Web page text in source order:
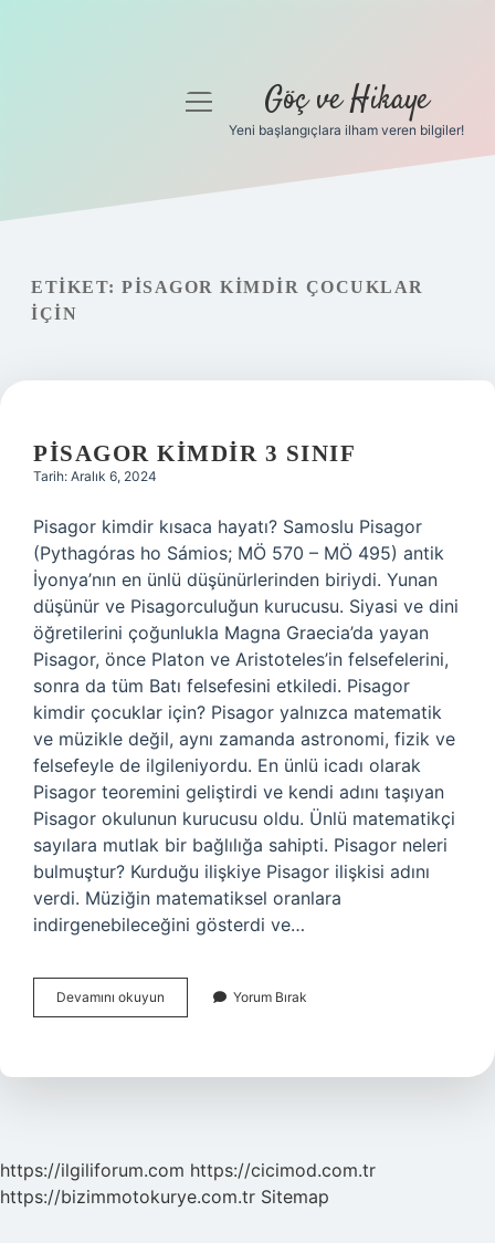
Gizlilik Politikası
Hakkımızda
menüyü
Göç ve Hikaye
Yeni başlangıçlara ilham veren bilgiler!
ETIKET: PISAGOR KIMDIR ÇOCUKLAR
IÇIN
PISAGOR KIMDIR 3 SINIF
Tarih: Aralık 6, 2024
Pisagor kimdir kısaca hayatı? Samoslu Pisagor
(Pythagóras ho Sámios; MÖ 570 – MÖ 495) antik
İyonya’nın en ünlü düşünürlerinden biriydi. Yunan
düşünür ve Pisagorculuğun kurucusu. Siyasi ve dini
öğretilerini çoğunlukla Magna Graecia’da yayan
Pisagor, önce Platon ve Aristoteles’in felsefelerini,
sonra da tüm Batı felsefesini etkiledi. Pisagor
kimdir çocuklar için? Pisagor yalnızca matematik
ve müzikle değil, aynı zamanda astronomi, fizik ve
felsefeyle de ilgileniyordu. En ünlü icadı olarak
Pisagor teoremini geliştirdi ve kendi adını taşıyan
Pisagor okulunun kurucusu oldu. Ünlü matematikçi
sayılara mutlak bir bağlılığa sahipti. Pisagor neleri
bulmuştur? Kurduğu ilişkiye Pisagor ilişkisi adını
verdi. Müziğin matematiksel oranlara
indirgenebileceğini gösterdi ve…
Devamını okuyun
Kimdir
Yorum Bırak
https://ilgiliforum.com https://cicimod.com.tr
https://bizimmotokurye.com.tr Sitemap